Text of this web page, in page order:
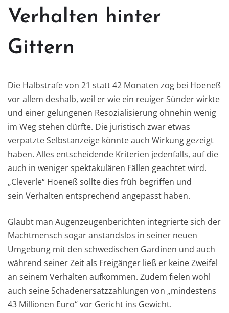
Verhalten hinter
Gittern
Die Halbstrafe von 21 statt 42 Monaten zog bei Hoeneß
vor allem deshalb, weil er wie ein reuiger Sünder wirkte
und einer gelungenen Resozialisierung ohnehin wenig
im Weg stehen dürfte. Die juristisch zwar etwas
verpatzte Selbstanzeige könnte auch Wirkung gezeigt
haben. Alles entscheidende Kriterien jedenfalls, auf die
auch in weniger spektakulären Fällen geachtet wird.
„Cleverle“ Hoeneß sollte dies früh begriffen und
sein Verhalten entsprechend angepasst haben.
Glaubt man Augenzeugenberichten integrierte sich der
Machtmensch sogar anstandslos in seiner neuen
Umgebung mit den schwedischen Gardinen und auch
während seiner Zeit als Freigänger ließ er keine Zweifel
an seinem Verhalten aufkommen. Zudem fielen wohl
auch seine Schadenersatzzahlungen von „mindestens
43 Millionen Euro“ vor Gericht ins Gewicht.